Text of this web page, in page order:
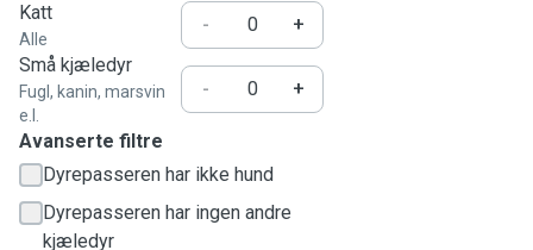
Katt
Alle
-
+
Små kjæledyr
Fugl, kanin, marsvin
e.l.
- +
Avanserte filtre
Dyrepasseren har ikke hund
Dyrepasseren har ingen andre
kjæledyr